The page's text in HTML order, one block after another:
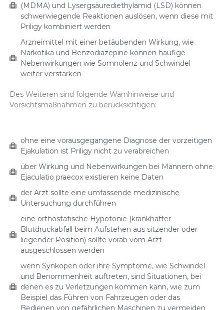
(MDMA) und Lysergsäurediethylamid (LSD) können
schwerwiegende Reaktionen auslösen, wenn diese mit
Priligy kombiniert werden
Arzneimittel mit einer betäubenden Wirkung, wie
Narkotika und Benzodiazepine können häufige
Nebenwirkungen wie Somnolenz und Schwindel
weiter verstärken
Des Weiteren sind folgende Warnhinweise und
Vorsichtsmaßnahmen zu berücksichtigen:
ohne eine vorausgegangene Diagnose der vorzeitigen
Ejakulation ist Priligy nicht zu verabreichen
über Wirkung und Nebenwirkungen bei Männern ohne
Ejaculatio praecox existieren keine Daten
der Arzt sollte eine umfassende medizinische
Untersuchung durchführen
eine orthostatische Hypotonie (krankhafter
Blutdruckabfall beim Aufstehen aus sitzender oder
liegender Position) sollte vorab vom Arzt
ausgeschlossen werden
wenn Synkopen oder ihre Symptome, wie Schwindel
und Benommenheit auftreten, sind Situationen, bei
denen es zu Verletzungen kommen kann, wie zum
Beispiel das Führen von Fahrzeugen oder das
Bedienen von gefährlichen Maschinen zu vermeiden